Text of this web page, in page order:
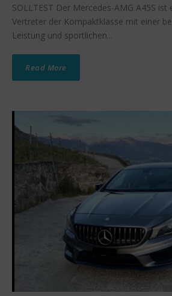
SOLLTEST Der Mercedes-AMG A45S
Vertreter der Kompaktklasse mit einer
Leistung und sportlichen...
Read More